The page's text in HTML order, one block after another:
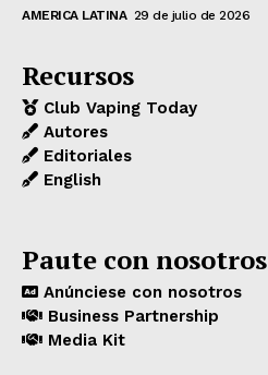
AMERICA LATINA 29 de julio de 2026
Recursos
Club Vaping Today
Autores
Editoriales
English
Paute con nosotros
Anúnciese con nosotros
Business Partnership
Media Kit